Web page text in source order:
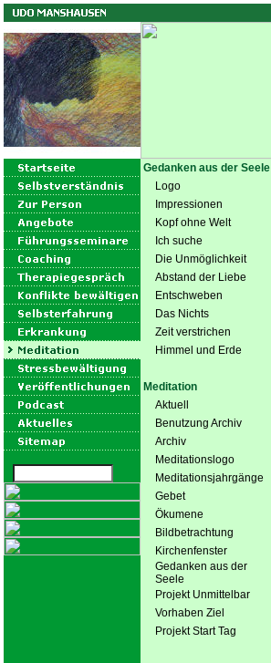
Gedanken aus der Seele
Logo
Impressionen
Kopf ohne Welt
Ich suche
Die Unmöglichkeit
Abstand der Liebe
Entschweben
Das Nichts
Zeit verstrichen
Himmel und Erde
Meditation
Aktuell
Benutzung Archiv
Archiv
Meditationslogo
Meditationsjahrgänge
Gebet
Ökumene
Bildbetrachtung
Kirchenfenster
Gedanken aus der
Seele
Projekt Unmittelbar
Vorhaben Ziel
Projekt Start Tag